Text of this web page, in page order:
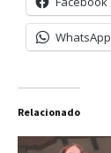
WhatsApp
Relacionado